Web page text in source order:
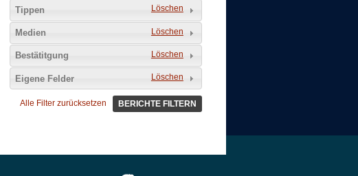
Gewerbe 39
Nutzungsänderung 3
Ladeneröffnung 7
Ladenschließung 7
Leerstand Gewerbe
Löschen
Tippen
Löschen
Medien
Löschen
Bestätitgung
Löschen
Eigene Felder
Alle Filter zurücksetzen BERICHTE FILTERN